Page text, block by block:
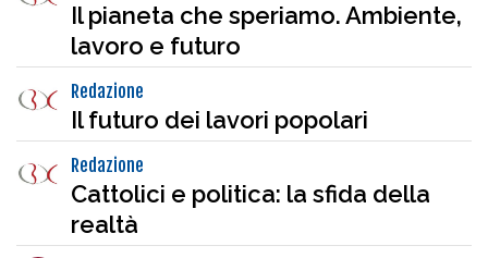
Il pianeta che speriamo. Ambiente,
lavoro e futuro
Redazione
Il futuro dei lavori popolari
Redazione
Cattolici e politica: la sfida della
realtà